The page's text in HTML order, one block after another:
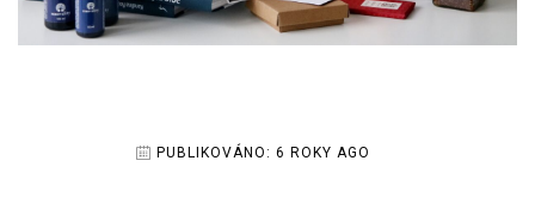
PUBLIKOVÁNO: 6 ROKY AGO